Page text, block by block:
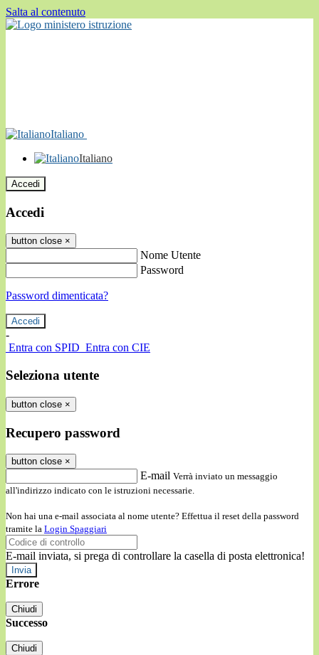
Salta al contenuto
Italiano
Italiano
Accedi
Accedi
button close ×
Nome Utente
Password
Password dimenticata?
-
Entra con SPID Entra con CIE
Seleziona utente
button close ×
Recupero password
button close ×
E-mail Verrà inviato un messaggio
all'indirizzo indicato con le istruzioni necessarie.
Non hai una e-mail associata al nome utente? Effettua il reset della password
tramite la Login Spaggiari
E-mail inviata, si prega di controllare la casella di posta elettronica!
Errore
Chiudi
Successo
Chiudi